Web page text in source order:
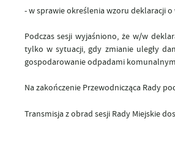
- w sprawie określenia wzoru deklaracji
Podczas sesji wyjaśniono, że w/w
tylko w sytuacji, gdy zmianie uległy
gospodarowanie odpadami
Na zakończenie Przewodnicząca Rady
Transmisja z obrad sesji Rady Miejskie